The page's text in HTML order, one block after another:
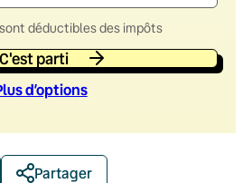
déductibles des impôts
C'est parti
d’options
Partager